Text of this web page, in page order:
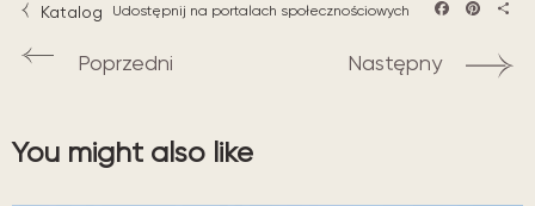
Katalog Udostępnij na portalach społecznościowych
Poprzedni Następny
You might also like